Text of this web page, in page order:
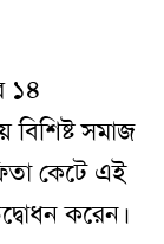
১৪
বিশিষ্ট সমাজ
কেটে এই
করেন।